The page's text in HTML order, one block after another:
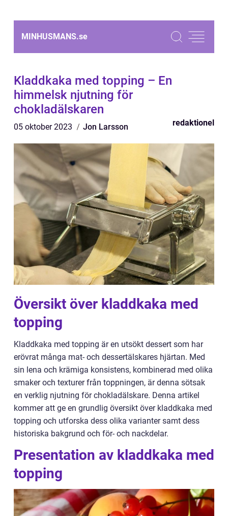
MINHUSMANS.se
Kladdkaka med topping – En
himmelsk njutning för
chokladälskaren
05 oktober 2023 Jon Larsson redaktionel
Översikt över kladdkaka med
topping
Kladdkaka med topping är en utsökt dessert som har
erövrat många mat- och dessertälskares hjärtan. Med
sin lena och krämiga konsistens, kombinerad med olika
smaker och texturer från toppningen, är denna sötsak
en verklig njutning för chokladälskare. Denna artikel
kommer att ge en grundlig översikt över kladdkaka med
topping och utforska dess olika varianter samt dess
historiska bakgrund och för- och nackdelar.
Presentation av kladdkaka med
topping